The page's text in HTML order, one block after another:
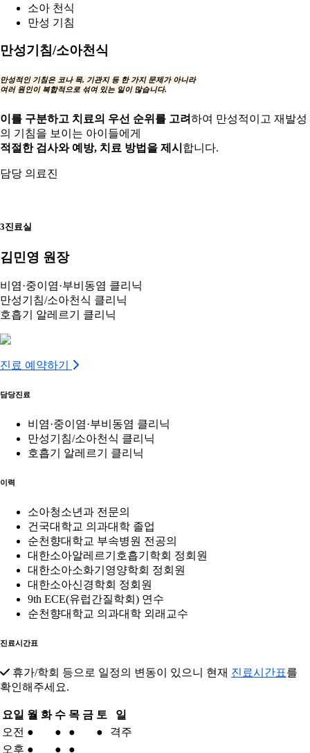
소아 천식
만성 기침
만성기침/소아천식
만성적인 기침은 코나 목, 기관지 등한 가지 문제가 아니라
여러 원인이 복합적으로 섞여 있는 일이 많습니다.
이를 구분하고 치료의 우선 순위를 고려하여 만성적이고 재발성
의 기침을 보이는 아이들에게
적절한 검사와 예방, 치료 방법을 제시 합니다.
담당 의료진
3진료실
김민영 원장
비염·중이염·부비동염 클리닉
만성기침/소아천식 클리닉
호흡기 알레르기 클리닉
진료 예약하기
담당진료
비염·중이염·부비동염 클리닉
만성기침/소아천식 클리닉
호흡기 알레르기 클리닉
이력
소아청소년과 전문의
건국대학교 의과대학 졸업
순천향대학교 부속병원 전공의
대한소아알레르기호흡기학회 정회원
대한소아소화기영양학회 정회원
대한소아신경학회 정회원
9th ECE(유럽간질학회) 연수
순천향대학교 의과대학 외래교수
진료시간표
휴가/학회 등으로 일정의 변동이 있으니 현재 진료시간표를
확인해주세요.
요일 월 화 수 목 금 토
일
오전 ● ● ● ●
격주
오후 ● ● ●